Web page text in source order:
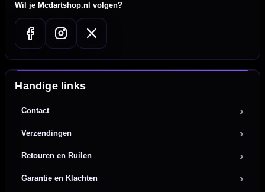
Wil je Mcdartshop.nl volgen?
Handige links
Contact
Verzendingen
Retouren en Ruilen
Garantie en Klachten